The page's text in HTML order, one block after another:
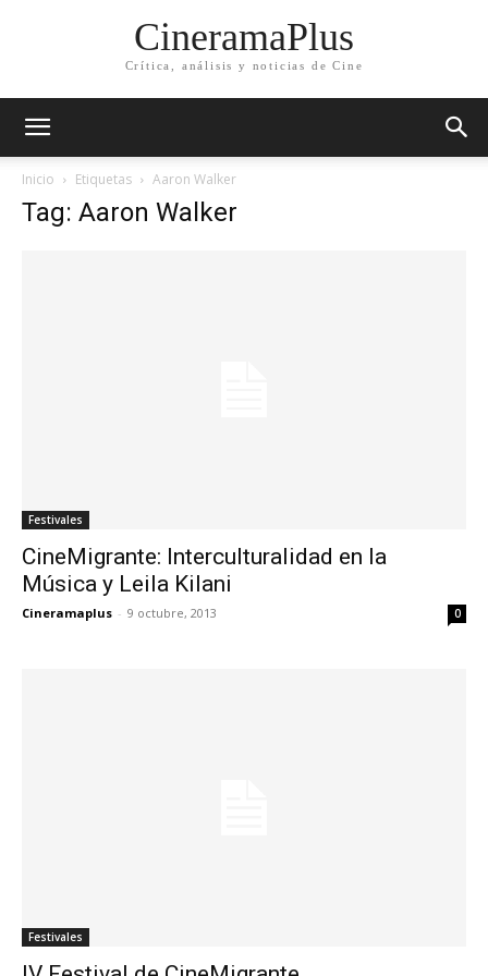
CineramaPlus
Crítica, análisis y noticias de Cine
Inicio Etiquetas Aaron Walker
Tag: Aaron Walker
Festivales
CineMigrante: Interculturalidad en la
Música y Leila Kilani
Cineramaplus - 9 octubre, 2013 0
Festivales